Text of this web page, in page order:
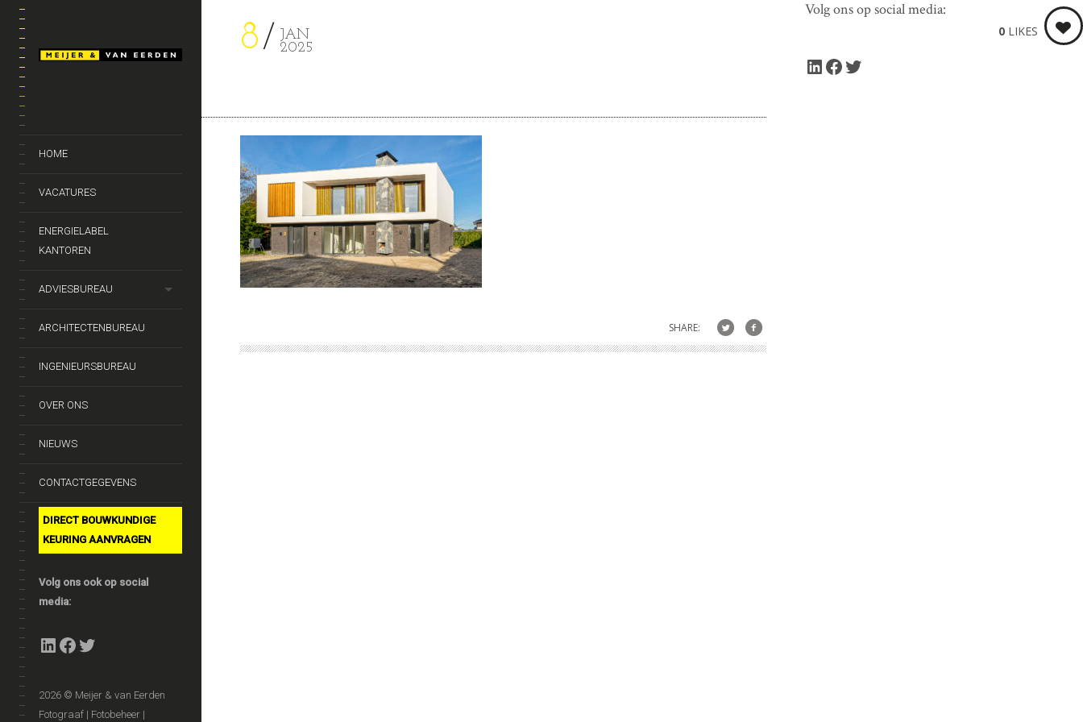
HOME
VACATURES
ENERGIELABEL
KANTOREN
ADVIESBUREAU
ARCHITECTENBUREAU
INGENIEURSBUREAU
OVER ONS
NIEUWS
CONTACTGEGEVENS
DIRECT BOUWKUNDIGE
KEURING AANVRAGEN
Volg ons ook op social
media:
LinkedIn
Facebook
2026 © Meijer & van Eerden
Fotograaf | Fotobeheer |
8
JAN
2025
0 LIKES
SHARE:
Volg ons op social media:
LinkedIn Facebook